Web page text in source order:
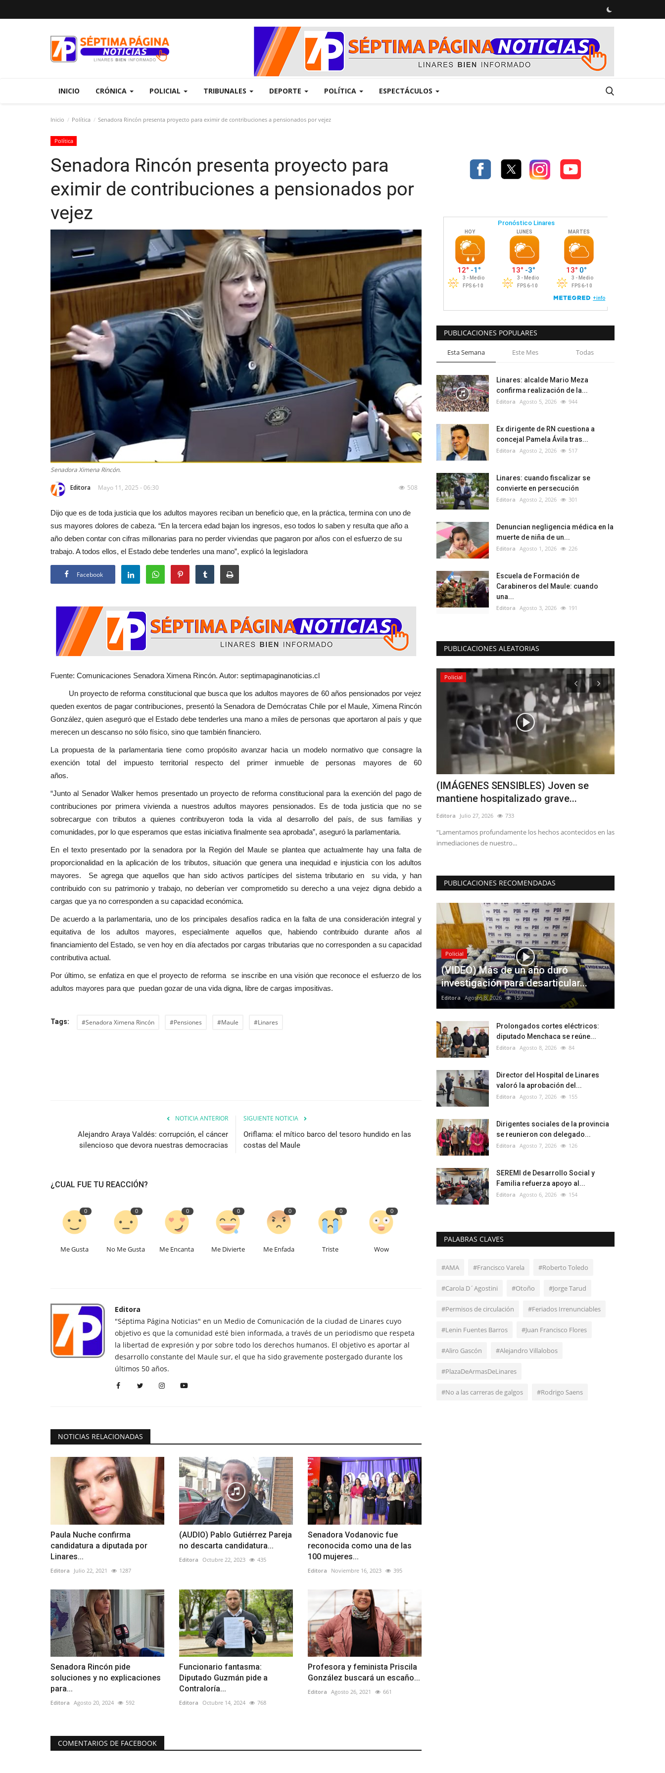
INICIO CRÓNICA POLICIAL TRIBUNALES DEPORTE POLÍTICA ESPECTÁCULOS
Inicio Política Senadora Rincón presenta proyecto para eximir de contribuciones a pensionados por vejez
Política
Senadora Rincón presenta proyecto para
eximir de contribuciones a pensionados por
vejez
Senadora Ximena Rincón.
Editora Mayo 11, 2025 - 06:30 508
Dijo que es de toda justicia que los adultos mayores reciban un beneficio que, en la práctica, termina con uno de
sus mayores dolores de cabeza. “En la tercera edad bajan los ingresos, eso todos lo saben y resulta que año a
año deben contar con cifras millonarias para no perder viviendas que pagaron por años con el esfuerzo de su
trabajo. A todos ellos, el Estado debe tenderles una mano”, explicó la legisladora
Facebook
Fuente: Comunicaciones Senadora Ximena Rincón. Autor: septimapaginanoticias.cl
Un proyecto de reforma constitucional que busca que los adultos mayores de 60 años pensionados por vejez
queden exentos de pagar contribuciones, presentó la Senadora de Demócratas Chile por el Maule, Ximena Rincón
González, quien aseguró que el Estado debe tenderles una mano a miles de personas que aportaron al país y que
merecen un descanso no sólo físico, sino que también financiero.
La propuesta de la parlamentaria tiene como propósito avanzar hacia un modelo normativo que consagre la
exención total del impuesto territorial respecto del primer inmueble de personas mayores de 60
años.
“Junto al Senador Walker hemos presentado un proyecto de reforma constitucional para la exención del pago de
contribuciones por primera vivienda a nuestros adultos mayores pensionados. Es de toda justicia que no se
sobrecargue con tributos a quienes contribuyeron toda la vida al desarrollo del país, de sus familias y
comunidades, por lo que esperamos que estas iniciativa finalmente sea aprobada”, aseguró la parlamentaria.
En el texto presentado por la senadora por la Región del Maule se plantea que actualmente hay una falta de
proporcionalidad en la aplicación de los tributos, situación que genera una inequidad e injusticia con los adultos
mayores. Se agrega que aquellos que han sido activos partícipes del sistema tributario en su vida, y han
contribuido con su patrimonio y trabajo, no deberían ver comprometido su derecho a una vejez digna debido a
cargas que ya no corresponden a su capacidad económica.
De acuerdo a la parlamentaria, uno de los principales desafíos radica en la falta de una consideración integral y
equitativa de los adultos mayores, especialmente aquellos que, habiendo contribuido durante años al
financiamiento del Estado, se ven hoy en día afectados por cargas tributarias que no corresponden a su capacidad
contributiva actual.
Por último, se enfatiza en que el proyecto de reforma se inscribe en una visión que reconoce el esfuerzo de los
adultos mayores para que puedan gozar de una vida digna, libre de cargas impositivas.
Tags: #Senadora Ximena Rincón #Pensiones #Maule #Linares
NOTICIA ANTERIOR
Alejandro Araya Valdés: corrupción, el cáncer
silencioso que devora nuestras democracias
SIGUIENTE NOTICIA
Oriflama: el mítico barco del tesoro hundido en las
costas del Maule
¿CUAL FUE TU REACCIÓN?
0
Me Gusta
0
No Me Gusta
0
Me Encanta
0
Me Divierte
0
Me Enfada
0
Triste
0
Wow
Editora
"Séptima Página Noticias" en un Medio de Comunicación de la ciudad de Linares cuyo
objetivo es que la comunidad esté bien informada, a través de un periodismo que respeta
la libertad de expresión y por sobre todo los derechos humanos. El objetivo es aportar al
desarrollo constante del Maule sur, el que ha sido gravemente postergado durante los
últimos 50 años.
NOTICIAS RELACIONADAS
Paula Nuche confirma
candidatura a diputada por
Linares...
Editora Julio 22, 2021 1287
(AUDIO) Pablo Gutiérrez Pareja
no descarta candidatura...
Editora Octubre 22, 2023 435
Senadora Vodanovic fue
reconocida como una de las
100 mujeres...
Editora Noviembre 16, 2023 395
Senadora Rincón pide
soluciones y no explicaciones
para...
Editora Agosto 20, 2024 592
Funcionario fantasma:
Diputado Guzmán pide a
Contraloría...
Editora Octubre 14, 2024 768
Profesora y feminista Priscila
González buscará un escaño...
Editora Agosto 26, 2021 661
COMENTARIOS DE FACEBOOK
PUBLICACIONES POPULARES
Esta Semana Este Mes Todas
Linares: alcalde Mario Meza
confirma realización de la...
Editora Agosto 5, 2026 944
Ex dirigente de RN cuestiona a
concejal Pamela Ávila tras...
Editora Agosto 2, 2026 517
Linares: cuando fiscalizar se
convierte en persecución
Editora Agosto 2, 2026 301
Denuncian negligencia médica en la
muerte de niña de un...
Editora Agosto 1, 2026 226
Escuela de Formación de
Carabineros del Maule: cuando
una...
Editora Agosto 3, 2026 191
PUBLICACIONES ALEATORIAS
Tribunales
Inteligencia del Ejército...
Julio 1, 2026
El INDH actúa como querellante en el caso, conocido como
Política
que partidos de la...
Editora Julio 9, 2026 215
Policial
(IMÁGENES SENSIBLES) Joven se
mantiene hospitalizado grave...
Editora Julio 27, 2026 733
“Lamentamos profundamente los hechos acontecidos en las
inmediaciones de nuestro...
PUBLICACIONES RECOMENDADAS
Policial
(VIDEO) Más de un año duró
investigación para desarticular...
Editora Agosto 8, 2026 159
Prolongados cortes eléctricos:
diputado Menchaca se reúne...
Editora Agosto 8, 2026 84
Director del Hospital de Linares
valoró la aprobación del...
Editora Agosto 7, 2026 155
Dirigentes sociales de la provincia
se reunieron con delegado...
Editora Agosto 7, 2026 126
SEREMI de Desarrollo Social y
Familia refuerza apoyo al...
Editora Agosto 6, 2026 154
PALABRAS CLAVES
#AMA #Francisco Varela #Roberto Toledo
#Carola D´Agostini #Otoño #Jorge Tarud
#Permisos de circulación #Feriados Irrenunciables
#Lenin Fuentes Barros #Juan Francisco Flores
#Aliro Gascón #Alejandro Villalobos
#PlazaDeArmasDeLinares
#No a las carreras de galgos #Rodrigo Saens